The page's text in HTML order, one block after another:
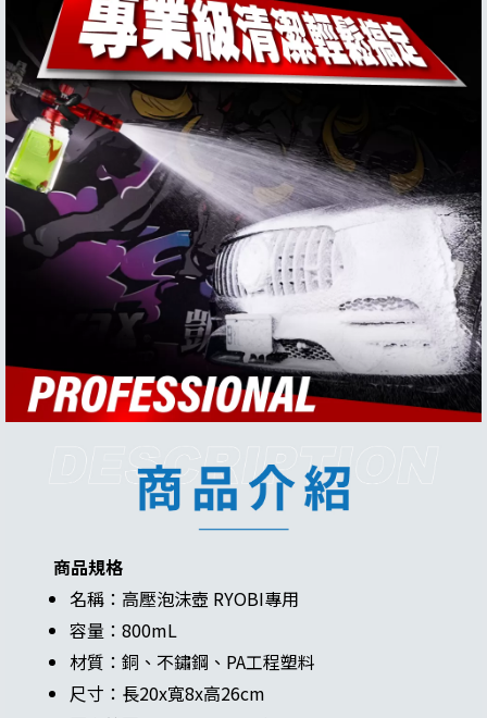
商品規格
名稱：高壓泡沫壺 RYOBI專用
容量：800mL
材質：銅、不鏽鋼、PA工程塑料
尺寸：長20x寬8x高26cm